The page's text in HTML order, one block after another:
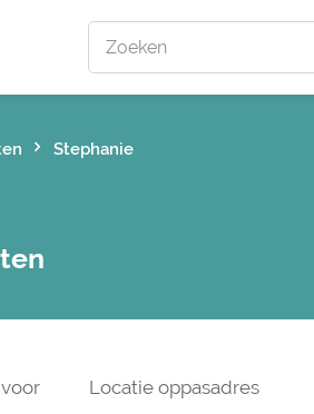
Zoeken
Stephanie
Locatie oppasadres